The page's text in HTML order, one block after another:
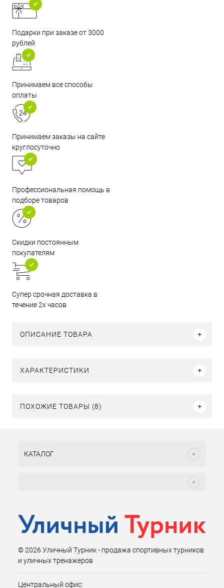
Подарки при заказе от 3000
рублей
Принимаем все способы
оплаты
Принимаем заказы на сайте
круглосуточно
Профессиональная помощь в
подборе товаров
Скидки постоянным
покупателям
Супер срочная доставка в
течение 2х часов
ОПИСАНИЕ ТОВАРА
ХАРАКТЕРИСТИКИ
ПОХОЖИЕ ТОВАРЫ (8)
КАТАЛОГ
© 2026 Уличный Турник - продажа спортивных турников
и уличных тренажеров
Центральный офис: